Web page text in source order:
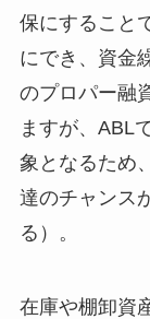
保にすること
にでき、資金
のプロパー融
ますが、ABL
象となるため
達のチャンス
る）。
在庫や棚卸資